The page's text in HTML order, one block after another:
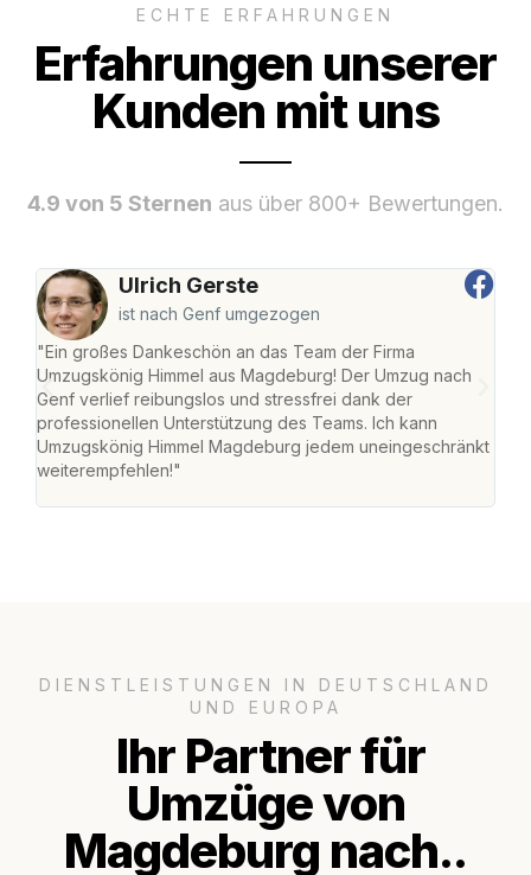
ECHTE ERFAHRUNGEN
Erfahrungen unserer
Kunden mit uns
4.9 von 5 Sternen aus über 800+ Bewertungen.
Ulrich Gerste
ist nach Genf umgezogen
"Ein großes Dankeschön an das Team der Firma
Umzugskönig Himmel aus Magdeburg! Der Umzug nach
Genf verlief reibungslos und stressfrei dank der
professionellen Unterstützung des Teams. Ich kann
Umzugskönig Himmel Magdeburg jedem uneingeschränkt
weiterempfehlen!"
DIENSTLEISTUNGEN IN DEUTSCHLAND
UND EUROPA
Ihr Partner für
Umzüge von
Magdeburg nach..